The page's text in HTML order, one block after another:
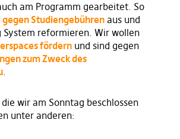
am Programm gearbeitet. So
gegen Studiengebührenaus und
System reformieren. Wir wollen
fördernund sind gegen
zum Zweck des
.
wir am Sonntag beschlossen
unter anderen: